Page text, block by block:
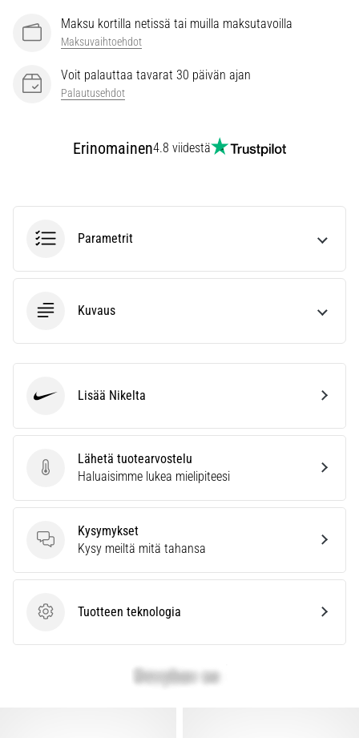
juoksijoiden
keskuudessa.
Maksu kortilla netissä tai muilla maksutavoilla
Maksuvaihtoehdot
Voit palauttaa tavarat 30 päivän ajan
Palautusehdot
Erinomainen4.8 viidestä
Parametrit
Kuvaus
Lähetä tuotearvostelu
Lähetä tuotearvostelu
Haluaisimme lukea mielipiteesi
Kysymykset
Kysymykset
Kysy meiltä mitä tahansa
Tuotteen teknologia
Tuotteen teknologia
Nike Lisää Nikelta